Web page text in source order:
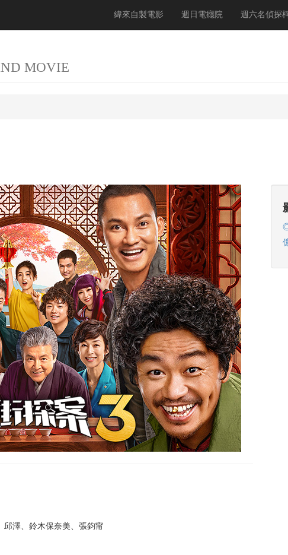
緯來自製電影 週日電癮院 週六名偵探
MOVIE
邱澤、鈴木保奈美、張鈞甯